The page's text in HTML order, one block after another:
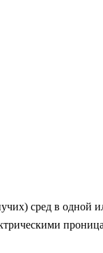
сред в одной